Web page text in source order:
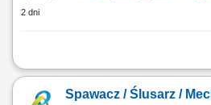
2 dni
montaż i składanie zabudów
schematów montażowych, cięcie,
Spawacz / Ślusarz /